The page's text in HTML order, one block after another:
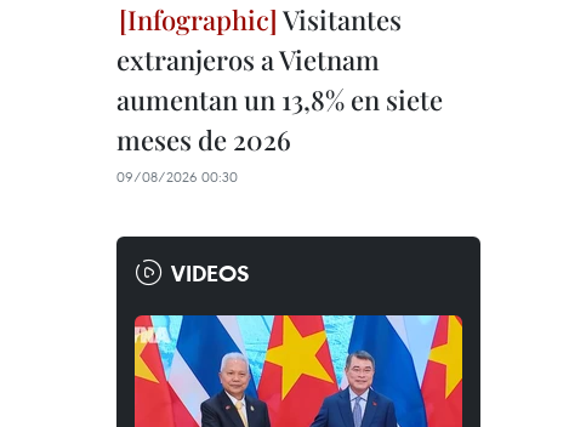
Visitantes
extranjeros a Vietnam
aumentan un 13,8% en siete
meses de 2026
09/08/2026 00:30
VIDEOS